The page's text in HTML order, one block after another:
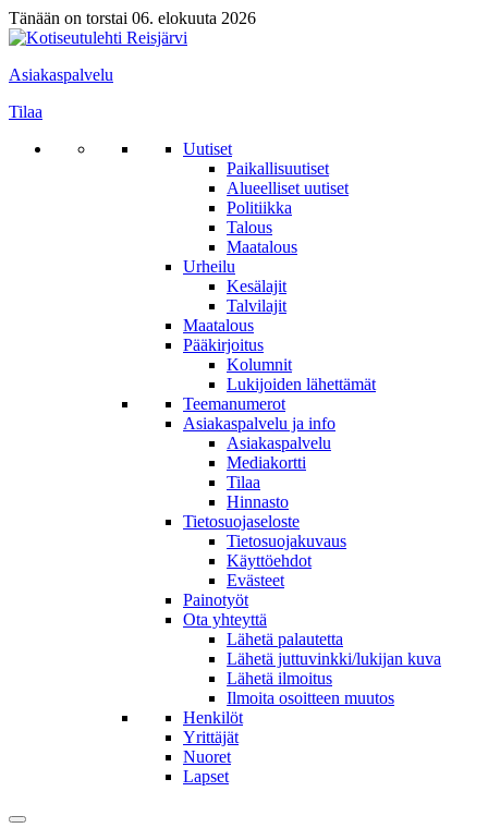
Tänään on torstai 06. elokuuta 2026
Asiakaspalvelu
Tilaa
Uutiset
Paikallisuutiset
Alueelliset uutiset
Politiikka
Talous
Maatalous
Urheilu
Kesälajit
Talvilajit
Maatalous
Pääkirjoitus
Kolumnit
Lukijoiden lähettämät
Teemanumerot
Asiakaspalvelu ja info
Asiakaspalvelu
Mediakortti
Tilaa
Hinnasto
Tietosuojaseloste
Tietosuojakuvaus
Käyttöehdot
Evästeet
Painotyöt
Ota yhteyttä
Lähetä palautetta
Lähetä juttuvinkki/lukijan kuva
Lähetä ilmoitus
Ilmoita osoitteen muutos
Henkilöt
Yrittäjät
Nuoret
Lapset